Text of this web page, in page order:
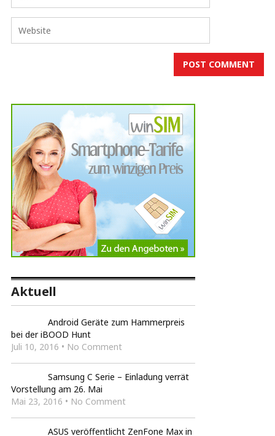
Aktuell
Android Geräte zum Hammerpreis
bei der iBOOD Hunt
Juli 10, 2016 • No Comment
Samsung C Serie – Einladung verrät
Vorstellung am 26. Mai
Mai 23, 2016 • No Comment
ASUS veröffentlicht ZenFone Max in